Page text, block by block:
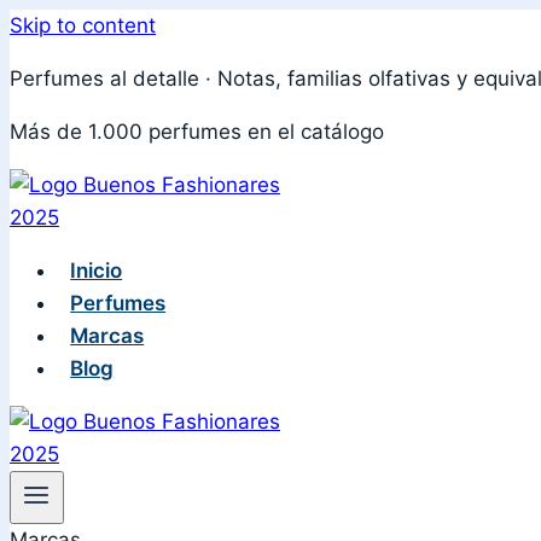
Skip to content
Perfumes al detalle · Notas, familias olfativas y
Más de 1.000 perfumes en el catálogo
Inicio
Perfumes
Marcas
Blog